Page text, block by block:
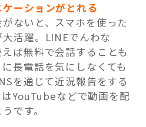
ーションがとれる
ないと、スマホを使った
活躍。LINEでんわな
ば無料で会話することも
長電話を気にしなくても
を通じて近況報告をする
YouTubeなどで動画を配
です。